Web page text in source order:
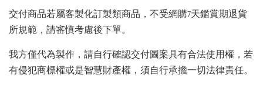
交付商品若屬客製化訂製類商品，不受網購7天鑑賞期退貨
所規範，請審慎考慮後下單。
我方僅代為製作，請自行確認交付圖案具有合法使用權，若
有侵犯商標權或是智慧財產權，須自行承擔一切法律責任。